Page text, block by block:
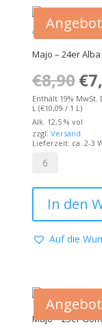
0,75l
Menge
Majo – 24er
€8,90
war:
€
Enthält 19% MwSt.
L (€10,09 / 1 L)
Alk. 12,5 % vol
zzgl. Versand
Lieferzeit: ca. 2-3
Majo
-
24er
Alba
Rosato
0,75l
Menge
In den
Auf die
Majo – 25er